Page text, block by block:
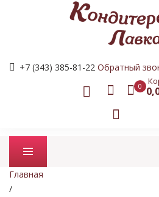
+7 (343) 385-81-22 Обратный
0
Главная
/